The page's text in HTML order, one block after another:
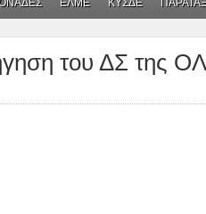
ΕΛΜΕ ΚΥΣΔΕ
του ΔΣ της